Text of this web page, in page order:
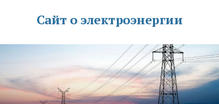
Сайт о электроэнергии